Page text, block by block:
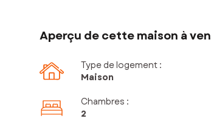
Aperçu de cette maison à
Type de logement :
Maison
Chambres :
2